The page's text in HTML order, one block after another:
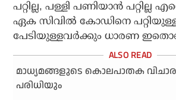
പറ്റില്ല, പള്ളി പണിയാന്‍
ഏക സിവില്‍ കോഡിനെ
പേടിയുള്ളവര്‍ക്കും ധാരണ
മാധ്യമങ്ങളുടെ കൊലപാതക
പരിധിയും